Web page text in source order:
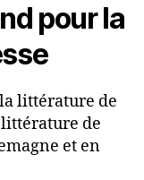
pour la
littérature de
de
et en